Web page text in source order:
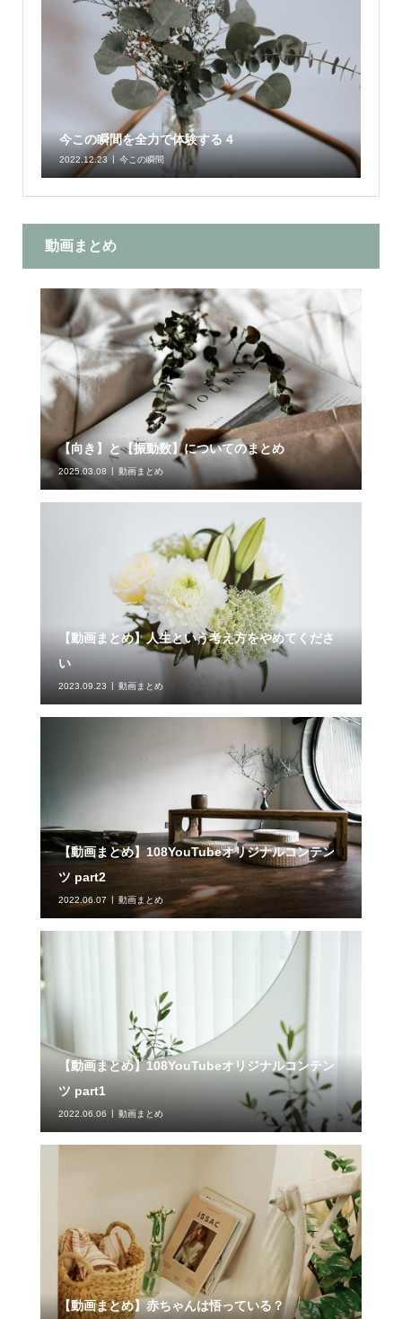
今この瞬間を全力で体験する 4
2022.12.23 今この瞬間
動画まとめ
【向き】と【振動数】についてのまとめ
2025.03.08 動画まとめ
【動画まとめ】人生という考え方をやめてくださ
い
2023.09.23 動画まとめ
【動画まとめ】108YouTubeオリジナルコンテン
ツ part2
2022.06.07 動画まとめ
【動画まとめ】108YouTubeオリジナルコンテン
ツ part1
2022.06.06 動画まとめ
【動画まとめ】赤ちゃんは悟っている？